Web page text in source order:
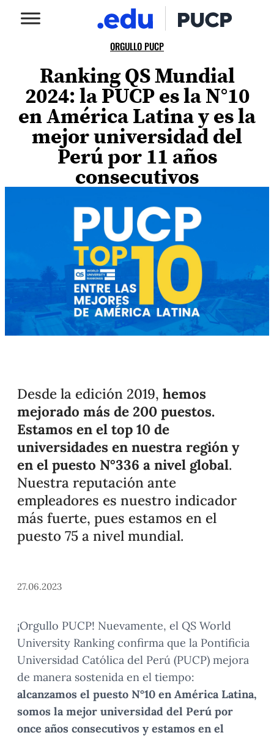
ORGULLO PUCP
Ranking QS Mundial
2024: la PUCP es la N°10
en América Latina y es la
mejor universidad del
Perú por 11 años
consecutivos
Desde la edición 2019, hemos
mejorado más de 200 puestos.
Estamos en el top 10 de
universidades en nuestra región y
en el puesto N°336 a nivel global.
Nuestra reputación ante
empleadores es nuestro indicador
más fuerte, pues estamos en el
puesto 75 a nivel mundial.
27.06.2023
¡Orgullo PUCP! Nuevamente, el QS World
University Ranking confirma que la Pontificia
Universidad Católica del Perú (PUCP) mejora
de manera sostenida en el tiempo:
alcanzamos el puesto N°10 en América Latina,
somos la mejor universidad del Perú por
once años consecutivos y estamos en el